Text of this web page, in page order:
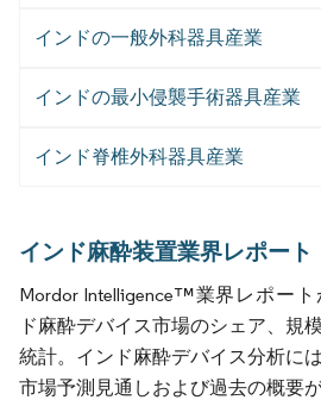
インドの一般外科器具産業
インドの最小侵襲手術器具産業
インド脊椎外科器具産業
インド麻酔装置業界レポート
Mordor Intelligence™業界レポー
ド麻酔デバイス市場のシェア、規
統計。インド麻酔デバイス分析に
市場予測見通しおよび過去の概要